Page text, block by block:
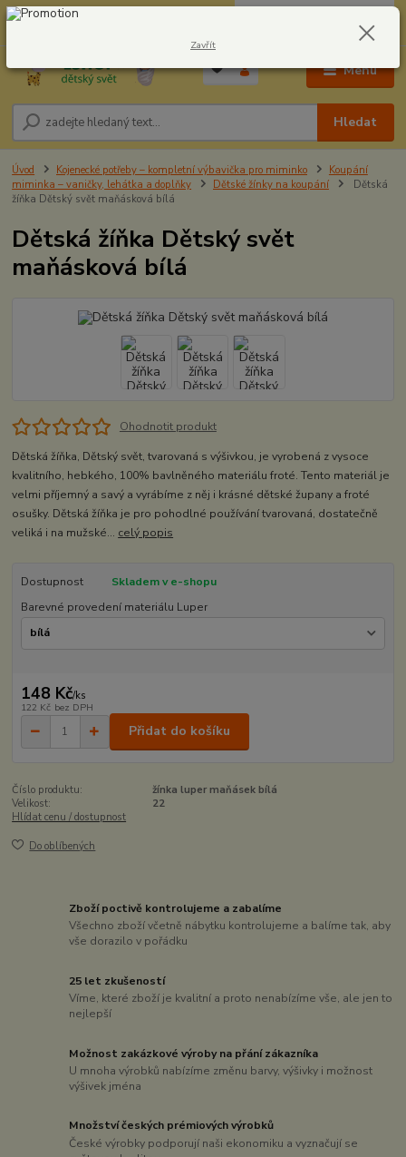
Menu
Hledat
604278943 0,00 Kč
Úvod Kojenecké potřeby – kompletní výbavička pro miminko
Koupání
miminka – vaničky, lehátka a doplňky
Dětské žínky na koupání
Dětská
žíňka Dětský svět maňásková bílá
Dětská žíňka Dětský svět
maňásková bílá
Ohodnotit produkt
Dětská žíňka, Dětský svět, tvarovaná s výšivkou, je vyrobená z vysoce
kvalitního, hebkého, 100% bavlněného materiálu froté. Tento materiál je
velmi příjemný a savý a vyrábíme z něj i krásné dětské župany a froté
osušky. Dětská žíňka je pro pohodlné používání tvarovaná, dostatečně
veliká i na mužské... celý popis
Dostupnost
Skladem v e-shopu
Barevné provedení materiálu Luper
148 Kč/ks
122 Kč bez DPH
Přidat do košíku
Číslo produktu:
žínka luper maňásek bílá
Velikost:
22
Hlídat cenu / dostupnost
Do oblíbených
Zboží poctivě kontrolujeme a zabalíme
Všechno zboží včetně nábytku kontrolujeme a balíme tak, aby
vše dorazilo v pořádku
25 let zkušeností
Víme, které zboží je kvalitní a proto nenabízíme vše, ale jen to
nejlepší
Možnost zakázkové výroby na přání zákazníka
U mnoha výrobků nabízíme změnu barvy, výšivky i možnost
výšivek jména
Množství českých prémiových výrobků
České výrobky podporují naši ekonomiku a vyznačují se
Zavřít